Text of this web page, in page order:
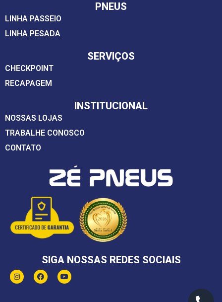
PNEUS
LINHA PASSEIO
LINHA PESADA
SERVIÇOS
CHECKPOINT
RECAPAGEM
INSTITUCIONAL
NOSSAS LOJAS
TRABALHE CONOSCO
CONTATO
SIGA NOSSAS REDES SOCIAIS